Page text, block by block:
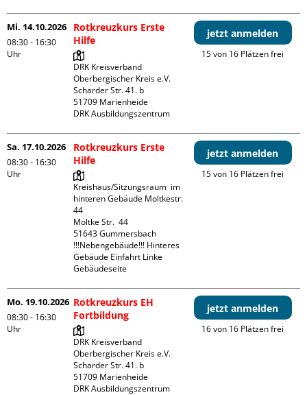
Mi. 14.10.2026
08:30 - 16:30
Uhr
Rotkreuzkurs Erste
Hilfe
DRK Kreisverband
Oberbergischer Kreis e.V.
Scharder Str. 41. b
51709 Marienheide
DRK Ausbildungszentrum
jetzt anmelden
15 von 16 Plätzen frei
Sa. 17.10.2026
08:30 - 16:30
Uhr
Rotkreuzkurs Erste
Hilfe
Kreishaus/Sitzungsraum  im
hinteren Gebäude Moltkestr.
44
Moltke Str.  44
51643 Gummersbach
!!!Nebengebäude!!! Hinteres
Gebäude Einfahrt Linke
Gebäudeseite
jetzt anmelden
15 von 16 Plätzen frei
Mo. 19.10.2026
08:30 - 16:30
Uhr
Rotkreuzkurs EH
Fortbildung
DRK Kreisverband
Oberbergischer Kreis e.V.
Scharder Str. 41. b
51709 Marienheide
DRK Ausbildungszentrum
jetzt anmelden
16 von 16 Plätzen frei